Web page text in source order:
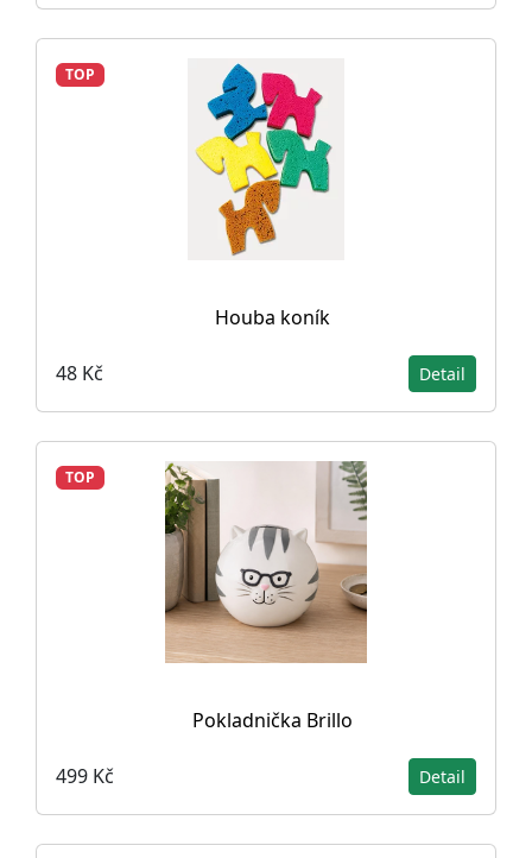
TOP
Houba koník
48 Kč Detail
TOP
Pokladnička Brillo
499 Kč Detail